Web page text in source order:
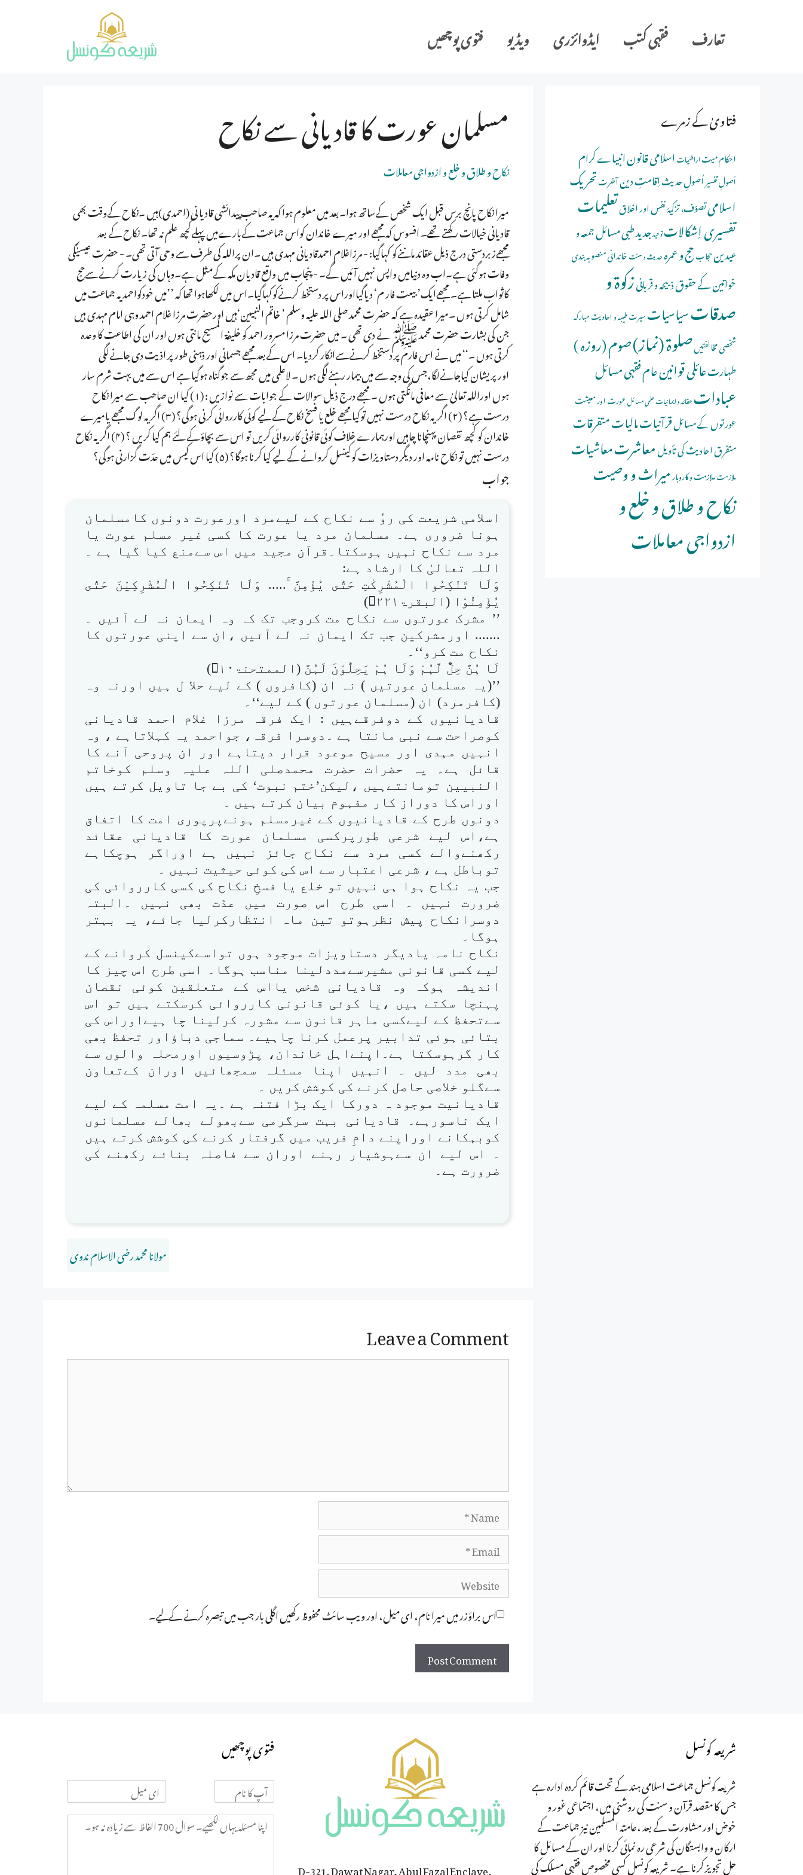
تعارف فقہی کتب ایڈوائزری ویڈیو فتوی پوچھیں
مسلمان عورت کا قادیانی سے نکاح
نکاح و طلاق و خلع و ازدواجی معاملات
میرا نکاح پانچ برس قبل ایک شخص کےساتھ ہوا۔بعد میں معلوم ہوا کہ یہ صاحب پیدائشی قادیا نی (احمدی)ہیں ۔نکاح کےوقت بھی
قادیانی خیالات رکھتے تھے۔ افسوس کہ مجھے اور میرے خاندان کواس جماعت کےبارےمیں پہلےکچھ علم نہ تھا۔ نکاح کے بعد
مجھےزبردستی درج ذیل عقائد ماننےکو کہاگیا: - مرزاغلام احمدقادیانی مہدی ہیں ۔ان پراللہ کی طرف سے وحی آتی تھی۔ - حضرت عیسیٰؑکی
وفات ہوگئی ہے۔اب وہ دنیامیں واپس نہیں آئیں گے۔ - پنجاب میں واقع قادیان مکہ کےمثل ہے۔وہاں کی زیارت کرنےسےحج
کاثواب ملتا ہے۔ مجھےایک’ بیعت فار م‘ دیاگیااوراس پر دستخط کرنےکوکہاگیا۔اس میں لکھاہوا تھا کہ ’’میں خودکواحمد یہ جماعت میں
شامل کرتی ہوں ۔میرا عقیدہ ہے کہ حضر ت محمد صلی اللہ علیہ وسلم ’ خاتم النبیین‘ہیں اورحضرت مرزا غلام احمد وہی امام مہدی ہیں
جن کی بشارت حضرت محمد ﷺ نے دی تھی ۔ میں حضرت مرزا مسرور احمد کو خلیفۃ المسیح مانتی ہوں اور ان کی اطاعت کا وعدہ
کرتی ہوں ۔‘‘ میں نے اس فارم پر دستخط کرنےسےانکار کردیا۔ اس کےبعد مجھے جسمانی اور ذہنی طور پر اذیت دی جانےلگی
اورپریشان کیاجانےلگا،جس کی وجہ سے میں بیمار رہنےلگی ہوں ۔ لاعلمی میں مجھ سے جوگناہ ہوگیا ہے اس سے میں بہت شرم سار
ہوں اوراللہ تعالیٰ سے معافی مانگتی ہوں ۔ مجھے درج ذیل سوالات کے جوابات سے نوازیں : (۱) کیا ان صاحب سے میرا نکاح
درست ہے؟ (۲) اگریہ نکاح درست نہیں توکیا مجھے خلع یا فسخ نکاح کے لیے کوئی کارروائی کرنی ہوگی؟ (۳) اگر یہ لوگ مجھے یامیرے
خاندان کو کچھ نقصان پہنچانا چاہیں اورہمارے خلاف کوئی قانونی کارروائی کریں تو اس سے بچاؤکے لئے ہم کیا کریں ؟ (۴) اگریہ نکاح
درست نہیں تو نکاح نامہ اور دیگر دستاویزات کوکینسل کروانےکے لیے کیا کرنا ہوگا؟ (۵) کیا اس کیس میں عدّت گزارنی ہوگی؟
جواب
اسلامی شریعت کی روٗ سے نکاح کے لیےمرد اورعورت دونوں کامسلمان
ہونا ضروری ہے۔ مسلمان مرد یا عورت کا کسی غیر مسلم عورت یا
مرد سے نکاح نہیں ہوسکتا۔قرآن مجید میں اس سےمنع کیا گیا ہے ۔
اللہ تعالیٰ کا ارشاد ہے:
وَلَا تَنْكِحُوا الْمُشْرِكٰتِ حَتّٰى يُؤْمِنَّ ۚ..... وَلَا تُنْكِحُوا الْمُشْرِكِيْنَ حَتّٰى
يُؤْمِنُوْا (البقرۃ۲۲۱)
’’ مشرک عورتوں سے نکاح مت کروجب تک کہ وہ ایمان نہ لے آئیں ۔
....... اورمشرکین جب تک ایمان نہ لے آئیں ،ان سے اپنی عورتوں کا
نکاح مت کرو‘‘۔
لَا ہُنَّ حِلٌّ لَّہُمْ وَلَا ہُمْ يَحِلُّوْنَ لَہُنَّ (الممتحنۃ۱۰)
’’(یہ مسلمان عورتیں ) نہ ان (کافروں ) کے لیے حلا ل ہیں اورنہ وہ
(کافرمرد) ان (مسلمان عورتوں ) کے لیے‘‘۔
قادیانیوں کے دوفرقےہیں : ایک فرقہ مرزا غلام احمد قادیانی
کوصراحت سے نبی مانتا ہے ۔دوسرا فرقہ، جواحمد یہ کہلاتاہے ، وہ
انہیں مہدی اور مسیح موعود قرار دیتاہے اور ان پروحی آنے کا
قائل ہے۔ یہ حضرات حضرت محمدصلی اللہ علیہ وسلم کوخاتم
النبیین تومانتےہیں ،لیکن’ختم نبوت‘ کی بے جا تاویل کرتے ہیں
اوراس کا دوراز کار مفہوم بیان کرتے ہیں ۔
دونوں طرح کے قادیانیوں کے غیرمسلم ہونےپرپوری امت کا اتفاق
ہے،اس لیے شرعی طورپرکسی مسلمان عورت کا قادیانی عقائد
رکھنےوالے کسی مرد سے نکاح جائز نہیں ہے اوراگر ہوچکاہے
توباطل ہے ، شرعی اعتبار سے اس کی کوئی حیثیت نہیں ۔
جب یہ نکاح ہوا ہی نہیں تو خلع یا فسخِ نکاح کی کسی کارروائی کی
ضرورت نہیں ۔ اسی طرح اس صورت میں عدّت بھی نہیں ۔البتہ
دوسرانکاح پیش نظرہوتو تین ماہ انتظارکرلیا جائے، یہ بہتر
ہوگا۔
نکاح نامہ یادیگر دستاویزات موجود ہوں تواسےکینسل کروانے کے
لیے کسی قانونی مشیرسےمددلینا مناسب ہوگا۔ اسی طرح اس چیز کا
اندیشہ ہوکہ وہ قادیانی شخص یااس کے متعلقین کوئی نقصان
پہنچا سکتے ہیں ،یا کوئی قانونی کارروائی کرسکتے ہیں تو اس
سےتحفظ کے لیےکسی ماہر قانون سے مشورہ کرلینا چا ہیےاوراس کی
بتائی ہوئی تدابیر پرعمل کرنا چاہیے۔ سماجی دباؤاور تحفظ بھی
کار گرہوسکتا ہے۔اپنےاہل خاندان، پڑوسیوں اورمحلہ والوں سے
بھی مدد لیں ۔ انہیں اپنا مسئلہ سمجھائیں اوران کےتعاون
سےگلو خلاصی حاصل کرنے کی کوشش کریں ۔
قادیانیت موجود ہ دورکا ایک بڑا فتنہ ہے ۔یہ امت مسلمہ کے لیے
ایک ناسورہے۔ قادیانی بہت سرگرمی سےبھولے بھالے مسلمانوں
کوبہکانے اوراپنے دامِ فریب میں گرفتار کرنے کی کوشش کرتے ہیں
۔ اس لیے ان سےہوشیار رہنے اوران سے فاصلہ بنائے رکھنے کی
ضرورت ہے۔
مولانا محمد رضی الاسلام ندوی
Leave a Comment
Name
Email
Website
اس براؤزر میں میرا نام، ای میل، اور ویب سائٹ محفوظ رکھیں اگلی بار جب میں تبصرہ کرنے کےلیے۔
فتاویٰ کے زمرے
احکام میتاراضیاتاسلامی قانونانبیاے کرام
اُصولِ تفسیراُصولِ حدیثاِقامتِ دینآخرتتحریک
اسلامیتصوّف، تزکیۂ نفس اور اخلاقتعلیمات
تفسیری اِشکالاتتوحیدجدید طبی مسائلجمعہ و
عیدینحجابحج و عمرہحدیث و سنتخاندانی منصوبہ بندی
خواتین کے حقوقذبیحہ و قربانیزکوۃ و
صدقاتسیاسیاتسیرت طیبہ و احادیث مبارکہ
شخصی مخالفتیںصلوة (نماز)صوم (روزہ )
طہارتعائلی قوانینعام فقہی مسائل
عباداتعقائد و ایمانیاتعلمی مسائلعورت اور معیشت
عورتوں کے مسائلقرآنیاتمالیاتمتفرقات
متفرق احادیث کی تأویلمعاشرتمعاشیات
ملازمتملازمت و کاروبارمیراث و وصیت
نکاح و طلاق و خلع و
ازدواجی معاملات
شریعہ کونسل
شریعہ کونسل جماعت اسلامی ہند کے تحت قائم کردہ ادارہ ہے
جس کا مقصد قرآن و سنت کی روشنی میں، اجتماعی غور و
خوض اور مشاورت کے بعد ،عامتہ المسلمین نیز جماعت کے
ارکان و وابستگان کی شرعی رہ نمائی کرنا اور ان کے مسائل کا
حل تجویز کرنا ہے۔ شریعہ کونسل کسی مخصوص فقہی مسلک کی
D-321, Dawat Nagar, Abul Fazal Enclave,
فتوی پوچھیں